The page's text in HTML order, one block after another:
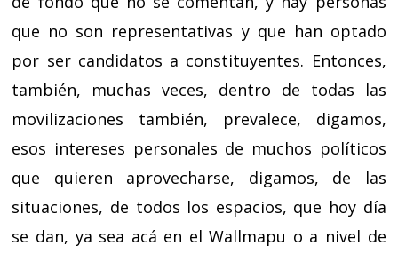
que no son representativas y que han optado
por ser candidatos a constituyentes. Entonces,
también, muchas veces, dentro de todas las
movilizaciones también, prevalece, digamos,
esos intereses personales de muchos políticos
que quieren aprovecharse, digamos, de las
situaciones, de todos los espacios, que hoy día
se dan, ya sea acá en el Wallmapu o a nivel de